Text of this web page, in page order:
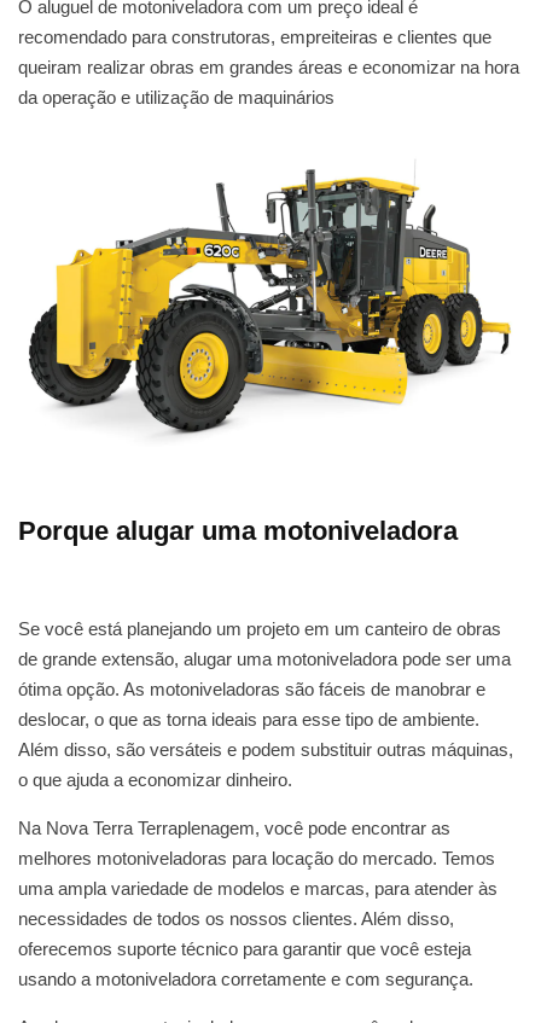
O aluguel de motoniveladora com um preço ideal é
recomendado para construtoras, empreiteiras e clientes que
queiram realizar obras em grandes áreas e economizar na hora
da operação e utilização de maquinários
Porque alugar uma motoniveladora
Se você está planejando um projeto em um canteiro de obras
de grande extensão, alugar uma motoniveladora pode ser uma
ótima opção. As motoniveladoras são fáceis de manobrar e
deslocar, o que as torna ideais para esse tipo de ambiente.
Além disso, são versáteis e podem substituir outras máquinas,
o que ajuda a economizar dinheiro.
Na Nova Terra Terraplenagem, você pode encontrar as
melhores motoniveladoras para locação do mercado. Temos
uma ampla variedade de modelos e marcas, para atender às
necessidades de todos os nossos clientes. Além disso,
oferecemos suporte técnico para garantir que você esteja
usando a motoniveladora corretamente e com segurança.